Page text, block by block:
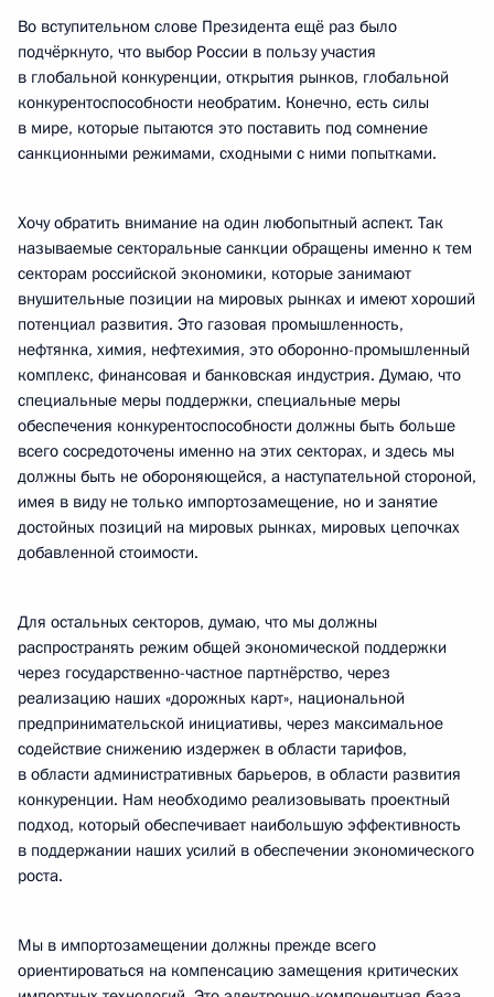
Во вступительном слове Президента ещё раз было
подчёркнуто, что выбор России в пользу участия
в глобальной конкуренции, открытия рынков, глобальной
конкурентоспособности необратим. Конечно, есть силы
в мире, которые пытаются это поставить под сомнение
санкционными режимами, сходными с ними попытками.
Хочу обратить внимание на один любопытный аспект. Так
называемые секторальные санкции обращены именно к тем
секторам российской экономики, которые занимают
внушительные позиции на мировых рынках и имеют хороший
потенциал развития. Это газовая промышленность,
нефтянка, химия, нефтехимия, это оборонно-промышленный
комплекс, финансовая и банковская индустрия. Думаю, что
специальные меры поддержки, специальные меры
обеспечения конкурентоспособности должны быть больше
всего сосредоточены именно на этих секторах, и здесь мы
должны быть не обороняющейся, а наступательной стороной,
имея в виду не только импортозамещение, но и занятие
достойных позиций на мировых рынках, мировых цепочках
добавленной стоимости.
Для остальных секторов, думаю, что мы должны
распространять режим общей экономической поддержки
через государственно-частное партнёрство, через
реализацию наших «дорожных карт», национальной
предпринимательской инициативы, через максимальное
содействие снижению издержек в области тарифов,
в области административных барьеров, в области развития
конкуренции. Нам необходимо реализовывать проектный
подход, который обеспечивает наибольшую эффективность
в поддержании наших усилий в обеспечении экономического
роста.
Мы в импортозамещении должны прежде всего
ориентироваться на компенсацию замещения критических